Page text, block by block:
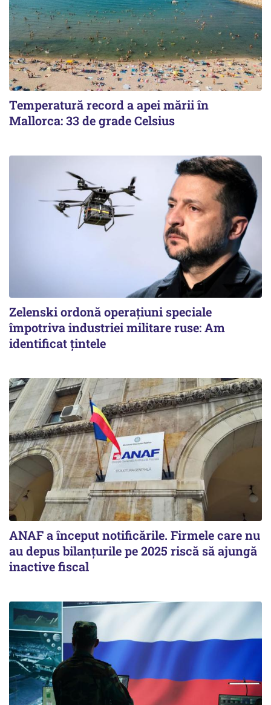
Temperatură record a apei mării în
Mallorca: 33 de grade Celsius
Zelenski ordonă operațiuni speciale
împotriva industriei militare ruse: Am
identificat țintele
ANAF a început notificările. Firmele care nu
au depus bilanțurile pe 2025 riscă să ajungă
inactive fiscal